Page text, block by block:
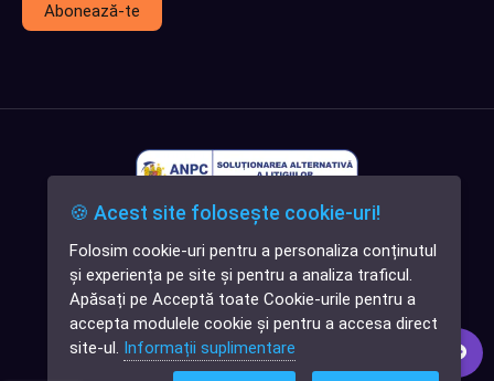
✕
Cauți o aplicație
software?
Abonează-te
🍪 Acest site folosește cookie-uri!
Folosim cookie-uri pentru a personaliza conținutul
și experiența pe site și pentru a analiza traficul.
Apăsați pe Acceptă toate Cookie-urile pentru a
accepta modulele cookie și pentru a accesa direct
site-ul. Informații suplimentare